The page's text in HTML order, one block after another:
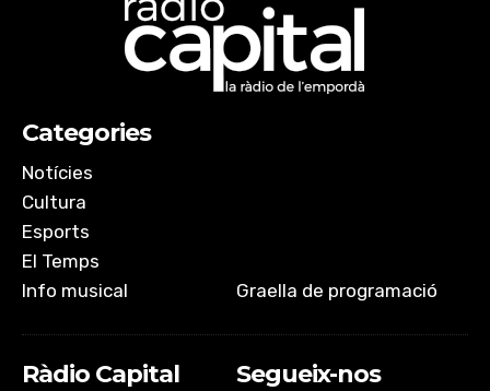
Categories
Notícies
Cultura
Esports
El Temps
Info musical
Graella de programació
Ràdio Capital Segueix-nos